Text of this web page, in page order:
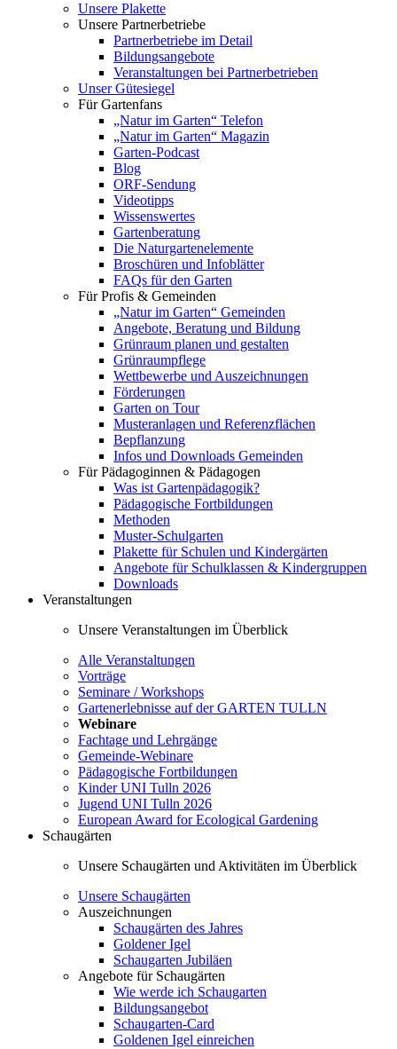
Unsere Plakette
Unsere Partnerbetriebe
Partnerbetriebe im Detail
Bildungsangebote
Veranstaltungen bei Partnerbetrieben
Unser Gütesiegel
Für Gartenfans
„Natur im Garten“ Telefon
„Natur im Garten“ Magazin
Garten-Podcast
Blog
ORF-Sendung
Videotipps
Wissenswertes
Gartenberatung
Die Naturgartenelemente
Broschüren und Infoblätter
FAQs für den Garten
Für Profis & Gemeinden
„Natur im Garten“ Gemeinden
Angebote, Beratung und Bildung
Grünraum planen und gestalten
Grünraumpflege
Wettbewerbe und Auszeichnungen
Förderungen
Garten on Tour
Musteranlagen und Referenzflächen
Bepflanzung
Infos und Downloads Gemeinden
Für Pädagoginnen & Pädagogen
Was ist Gartenpädagogik?
Pädagogische Fortbildungen
Methoden
Muster-Schulgarten
Plakette für Schulen und Kindergärten
Angebote für Schulklassen & Kindergruppen
Downloads
Veranstaltungen
Unsere Veranstaltungen im Überblick
Alle Veranstaltungen
Vorträge
Seminare / Workshops
Gartenerlebnisse auf der GARTEN TULLN
Webinare
Fachtage und Lehrgänge
Gemeinde-Webinare
Pädagogische Fortbildungen
Kinder UNI Tulln 2026
Jugend UNI Tulln 2026
European Award for Ecological Gardening
Schaugärten
Unsere Schaugärten und Aktivitäten im Überblick
Unsere Schaugärten
Auszeichnungen
Schaugärten des Jahres
Goldener Igel
Schaugarten Jubiläen
Angebote für Schaugärten
Wie werde ich Schaugarten
Bildungsangebot
Schaugarten-Card
Goldenen Igel einreichen